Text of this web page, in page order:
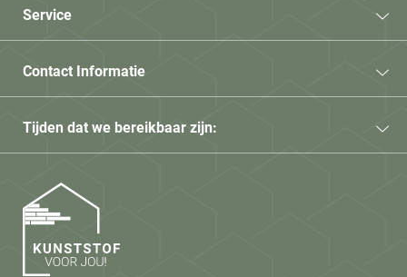
Service
Contact Informatie
Tijden dat we bereikbaar zijn: